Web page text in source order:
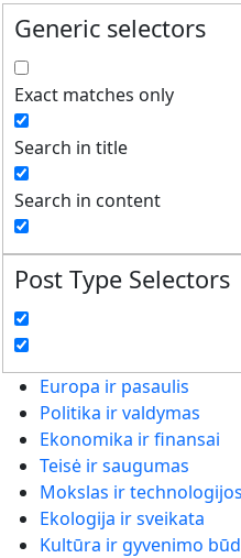
Generic selectors
Exact matches only
Search in title
Search in content
Post Type Selectors
Europa ir pasaulis
Politika ir valdymas
Ekonomika ir finansai
Teisė ir saugumas
Mokslas ir technologijos
Ekologija ir sveikata
Kultūra ir gyvenimo